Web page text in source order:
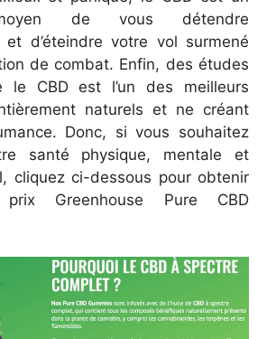
de vous détendre
et d’éteindre votre vol surmené
de combat. Enfin, des études
le CBD est l’un des meilleurs
naturels et ne créant
Donc, si vous souhaitez
santé physique, mentale et
cliquez ci-dessous pour obtenir
Greenhouse Pure CBD